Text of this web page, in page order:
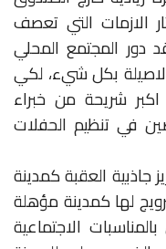
الازمات التي تعصف
دور المجتمع المحلي
الاصيلة بكل شيء، لكي
شريحة من خبراء
في تنظيم الحفلات
جاذبية العقبة كمدينة
لها كمدينة مؤهلة
الاجتماعية